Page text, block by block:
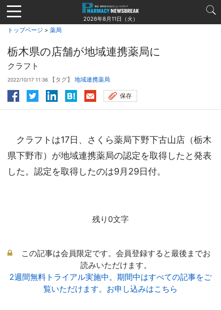
Jump
to
navigation
2026年8月11日（火）
トップページ > 薬局
栃木県の店舗が地域連携薬局に
クラフト
2022/10/17 11:36 【タグ】 地域連携薬局
保存
クラフトは17日、さくら薬局下野下古山店（栃木
県下野市）が地域連携薬局の認定を取得したと発表
した。認定を取得したのは9月29日付。
残り0文字
この記事は会員限定です。会員登録すると最後までお
読みいただけます。
2週間無料トライアル実施中。期間中はすべての記事をご
覧いただけます。お申し込みはこちら